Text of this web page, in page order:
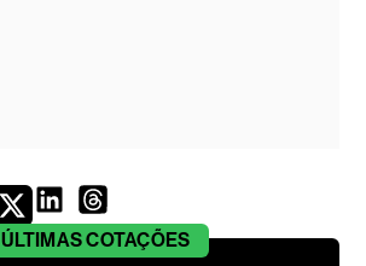
ÚLTIMASCOTAÇÕES